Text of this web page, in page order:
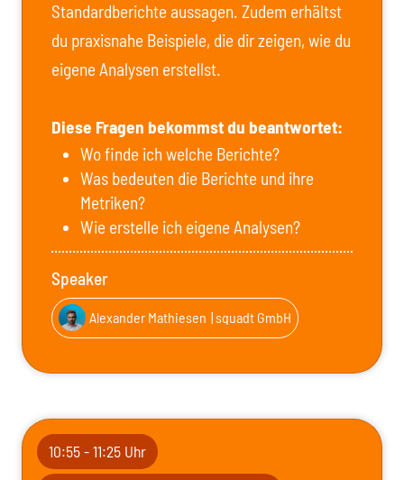
Standardberichte aussagen. Zudem erhältst
du praxisnahe Beispiele, die dir zeigen, wie du
eigene Analysen erstellst.
Diese Fragen bekommst du beantwortet:
Wo finde ich welche Berichte?
Was bedeuten die Berichte und ihre
Metriken?
Wie erstelle ich eigene Analysen?
Speaker
Alexander Mathiesen | squadt GmbH
10:55 - 11:25 Uhr